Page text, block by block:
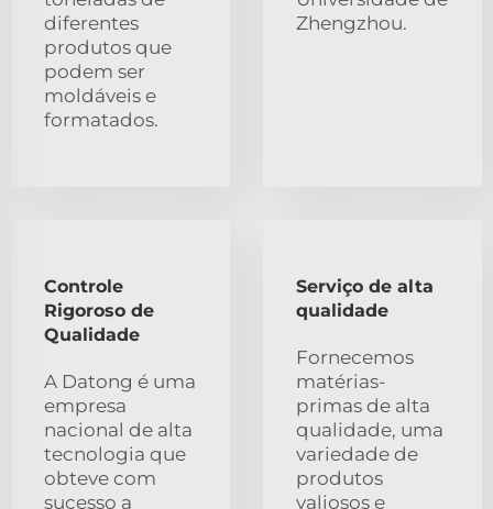
diferentes
produtos que
podem ser
moldáveis e
formatados.
Zhengzhou.
Controle
Rigoroso de
Qualidade
A Datong é uma
empresa
nacional de alta
tecnologia que
obteve com
sucesso a
Serviço de alta
qualidade
Fornecemos
matérias-
primas de alta
qualidade, uma
variedade de
produtos
valiosos e